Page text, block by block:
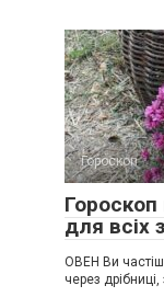
Гороскоп
для всіх
ОВЕН Ви
через